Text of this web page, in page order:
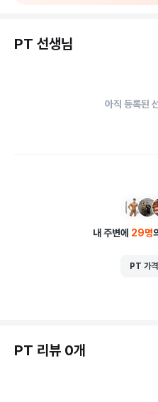
PT 선생님
아직 등록된
내 주변에 29명
PT 가격
PT 리뷰 0개